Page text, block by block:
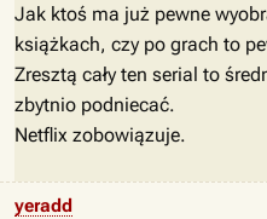
Jak ktoś ma już pewne
książkach, czy po grach to
Zresztą cały ten serial to
zbytnio podniecać.
Netflix zobowiązuje.
yeradd